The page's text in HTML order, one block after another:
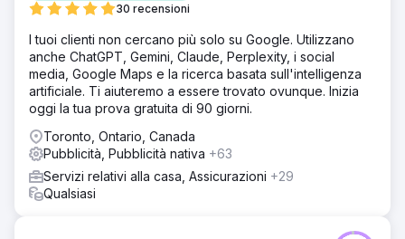
30 recensioni
I tuoi clienti non cercano più solo su Google. Utilizzano
anche ChatGPT, Gemini, Claude, Perplexity, i social
media, Google Maps e la ricerca basata sull'intelligenza
artificiale. Ti aiuteremo a essere trovato ovunque. Inizia
oggi la tua prova gratuita di 90 giorni.
Toronto, Ontario, Canada
Pubblicità, Pubblicità nativa +63
Servizi relativi alla casa, Assicurazioni +29
Qualsiasi